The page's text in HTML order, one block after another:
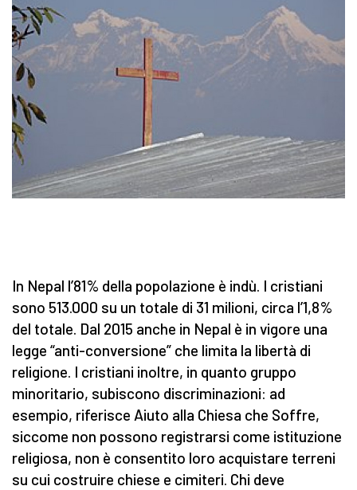
In Nepal l’81% della popolazione è indù. I cristiani
sono 513.000 su un totale di 31 milioni, circa l’1,8%
del totale. Dal 2015 anche in Nepal è in vigore una
legge “anti-conversione” che limita la libertà di
religione. I cristiani inoltre, in quanto gruppo
minoritario, subiscono discriminazioni: ad
esempio, riferisce Aiuto alla Chiesa che Soffre,
siccome non possono registrarsi come istituzione
religiosa, non è consentito loro acquistare terreni
su cui costruire chiese e cimiteri. Chi deve